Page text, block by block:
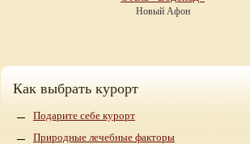
Новый Афон
Как выбрать курорт
Подарите себе курорт
Природные лечебные факторы